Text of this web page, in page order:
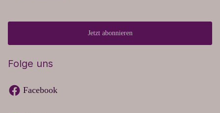
Jetzt abonnieren
Folge uns
Facebook